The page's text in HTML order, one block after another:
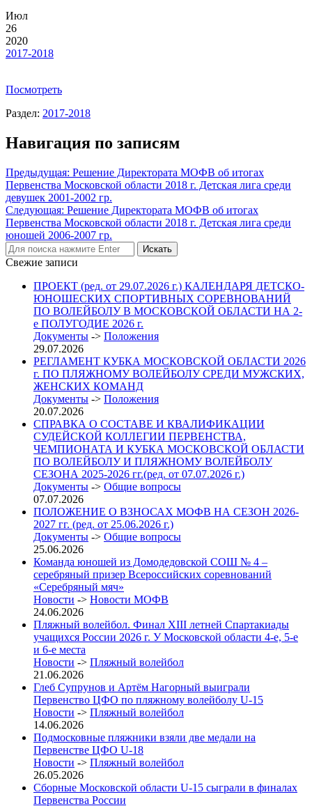
Июл
26
2020
2017-2018
Посмотреть
Раздел: 2017-2018
Навигация по записям
Предыдущая: Решение Директората МОФВ об итогах
Первенства Московской области 2018 г. Детская лига среди
девушек 2001-2002 гр.
Следующая: Решение Директората МОФВ об итогах
Первенства Московской области 2018 г. Детская лига среди
юношей 2006-2007 гр.
Свежие записи
ПРОЕКТ (ред. от 29.07.2026 г.) КАЛЕНДАРЯ ДЕТСКО-
ЮНОШЕСКИХ СПОРТИВНЫХ СОРЕВНОВАНИЙ
ПО ВОЛЕЙБОЛУ В МОСКОВСКОЙ ОБЛАСТИ НА 2-
е ПОЛУГОДИЕ 2026 г.
Документы -> Положения
29.07.2026
РЕГЛАМЕНТ КУБКА МОСКОВСКОЙ ОБЛАСТИ 2026
г. ПО ПЛЯЖНОМУ ВОЛЕЙБОЛУ СРЕДИ МУЖСКИХ,
ЖЕНСКИХ КОМАНД
Документы -> Положения
20.07.2026
СПРАВКА О СОСТАВЕ И КВАЛИФИКАЦИИ
СУДЕЙСКОЙ КОЛЛЕГИИ ПЕРВЕНСТВА,
ЧЕМПИОНАТА И КУБКА МОСКОВСКОЙ ОБЛАСТИ
ПО ВОЛЕЙБОЛУ И ПЛЯЖНОМУ ВОЛЕЙБОЛУ
СЕЗОНА 2025-2026 гг.(ред. от 07.07.2026 г.)
Документы -> Общие вопросы
07.07.2026
ПОЛОЖЕНИЕ О ВЗНОСАХ МОФВ НА СЕЗОН 2026-
2027 гг. (ред. от 25.06.2026 г.)
Документы -> Общие вопросы
25.06.2026
Команда юношей из Домодедовской СОШ № 4 –
серебряный призер Всероссийских соревнований
«Серебряный мяч»
Новости -> Новости МОФВ
24.06.2026
Пляжный волейбол. Финал XIII летней Спартакиады
учащихся России 2026 г. У Московской области 4-е, 5-е
и 6-е места
Новости -> Пляжный волейбол
21.06.2026
Глеб Супрунов и Артём Нагорный выиграли
Первенство ЦФО по пляжному волейболу U-15
Новости -> Пляжный волейбол
14.06.2026
Подмосковные пляжники взяли две медали на
Первенстве ЦФО U-18
Новости -> Пляжный волейбол
26.05.2026
Сборные Московской области U-15 сыграли в финалах
Первенства России